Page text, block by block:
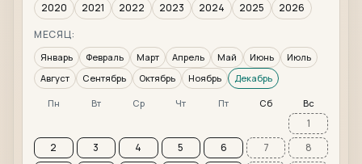
2020
2021 2022 2023 2024 2025
2026
МЕСЯЦ:
Январь Февраль Март Апрель Май Июнь
Июль
Август
Сентябрь Октябрь Ноябрь Декабрь
Пн Вт Ср Чт Пт Сб Вс
1
2
3 4 5 6 7
8